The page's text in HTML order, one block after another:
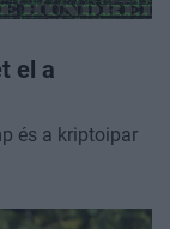
el a
és a kriptoipar